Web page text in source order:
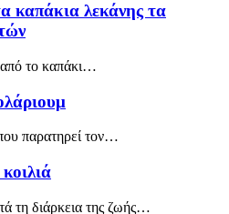
καπάκια λεκάνης τα
από το καπάκι…
παρατηρεί τον…
τη διάρκεια της ζωής…